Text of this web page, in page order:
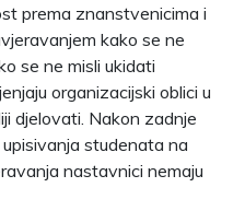
prema znanstvenicima i
kako se ne
se ne misli ukidati
organizacijski oblici u
djelovati. Nakon zadnje
studenata na
nastavnici nemaju